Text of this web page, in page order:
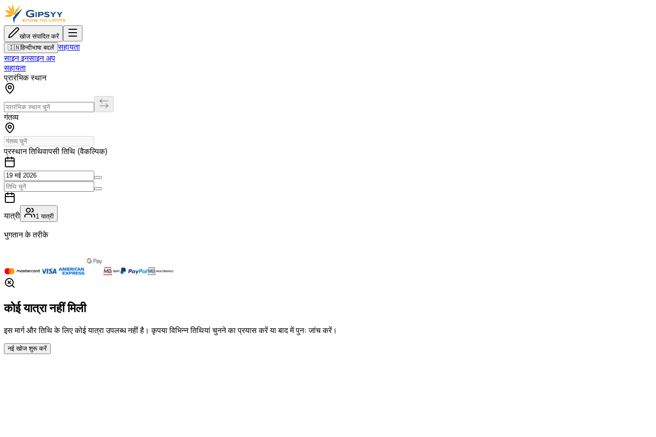
खोज संपादित करें
🇮🇳हिन्दीभाषा बदलें सहायता
साइन इनसाइन अप
सहायता
प्रारंभिक स्थान
गंतव्य
प्रस्थान तिथिवापसी तिथि (वैकल्पिक)
यात्री 1 यात्री
भुगतान के तरीके
कोई यात्रा नहीं मिली
इस मार्ग और तिथि के लिए कोई यात्रा उपलब्ध नहीं है। कृपया विभिन्न तिथियां चुनने का प्रयास करें या बाद में पुनः जांच करें।
नई खोज शुरू करें